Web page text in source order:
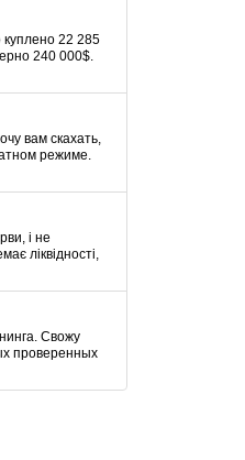
22 285
240 000$.
вам скахать,
режиме.
і не
ліквідності,
Свожу
проверенных